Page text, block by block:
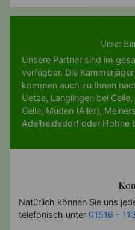
Unser
Unsere Partner sind im
verfügbar. Die
kommen auch zu Ihnen
Uetze, Langlingen bei Celle,
Celle, Müden (Aller),
Adelheidsdorf oder Hohne
Natürlich können Sie uns
telefonisch unter 01516 -